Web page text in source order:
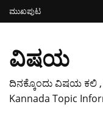
ಮುಖಪುಟ
ವಿಷಯ
ದಿನಕ್ಕೊಂದು ವಿಷಯ ಕಲಿ
Kannada Topic